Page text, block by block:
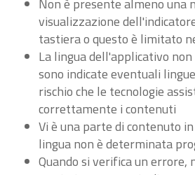
Non è presente almeno una
visualizzazione
tastiera o questo è limitato
La lingua dell'applicativo
sono indicate eventuali
rischio che le tecnologie
correttamente i contenuti
Vi è una parte di contenuto
lingua non è determinata
Quando si verifica un errore,